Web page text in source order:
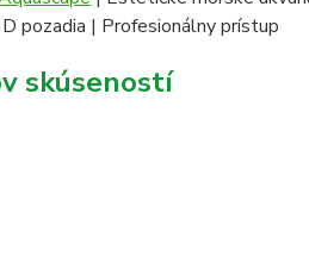
pozadia | Profesionálny prístup
skúseností